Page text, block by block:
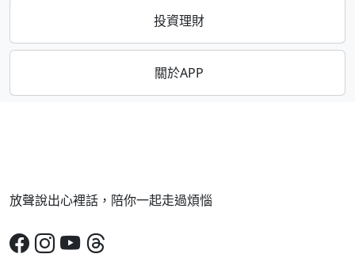
投資理財
關於APP
放聲說出心裡話，陪你一起走過煩惱